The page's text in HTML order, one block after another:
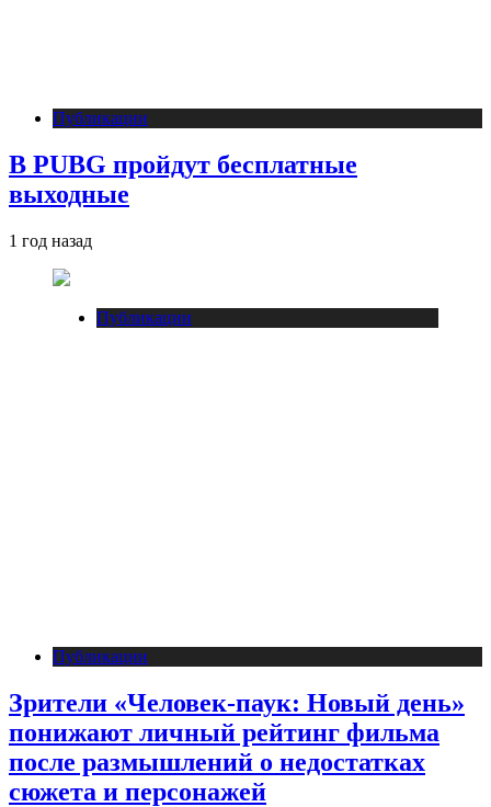
Публикации
В PUBG пройдут бесплатные
выходные
1 год назад
Публикации
Публикации
Зрители «Человек-паук: Новый день»
понижают личный рейтинг фильма
после размышлений о недостатках
сюжета и персонажей